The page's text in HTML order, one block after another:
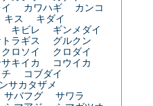
カワハギ
カンコ
キス
キダイ
キビレ
ギンメダイ
ラギス
グルクン
クロソイ
クロダイ
キイカ
コウイカ
コブダイ
サカタザメ
サバフグ
サワラ